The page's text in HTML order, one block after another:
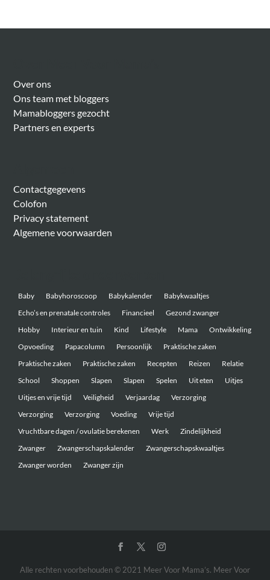
Over ons
Ons team met bloggers
Mamabloggers gezocht
Partners en experts
Contactgegevens
Colofon
Privacy statement
Algemene voorwaarden
Baby Babyhoroscoop Babykalender
Babykwaaltjes
Echo’s en prenatale controles
Financieel
Gezond zwanger
Hobby
Interieur en tuin Kind Lifestyle Mama
Ontwikkeling
Opvoeding
Papacolumn Persoonlijk
Praktische zaken
Praktische zaken
Praktische zaken Recepten Reizen
Relatie
School
Shoppen Slapen Slapen Spelen Uit eten
Uitjes
Uitjes en vrije tijd
Veiligheid Verjaardag
Verzorging
Verzorging
Verzorging Voeding
Vrije tijd
Vruchtbare dagen / ovulatie berekenen
Werk
Zindelijkheid
Zwanger
Zwangerschapskalender
Zwangerschapskwaaltjes
Zwanger worden
Zwanger zijn
Alle rechten voorbehouden © 2021 Meer Voor Mama’s. Meer Voor